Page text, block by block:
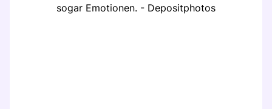
sogar Emotionen. - Depositphotos